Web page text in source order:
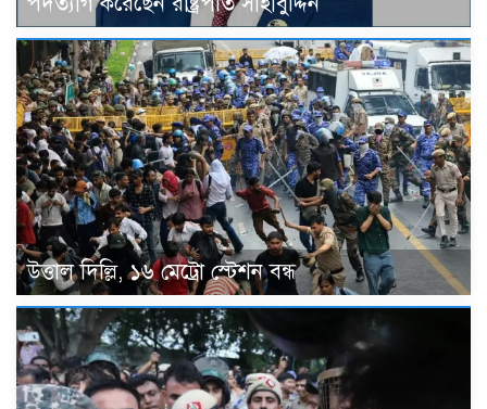
উত্তাল দিল্লি, ১৬ মেট্রো স্টেশন বন্ধ